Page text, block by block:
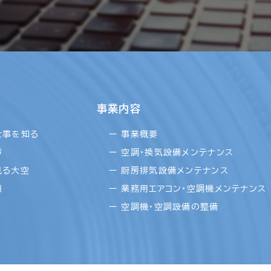
を知る
大空
事業内容
ー 事業概要
ー 空調・換気設備メンテナンス
ー 厨房排気設備メンテナンス
ー 業務用エアコン・空調機メンテナンス
ー 空調機・空調設備の整備